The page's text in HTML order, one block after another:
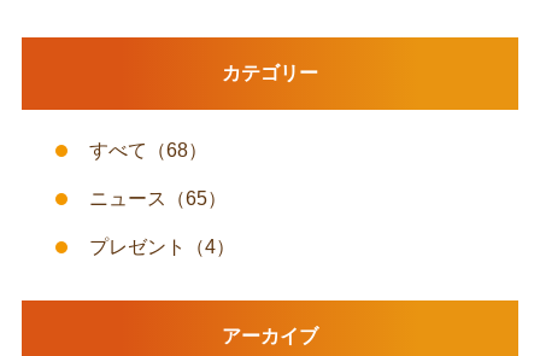
カテゴリー
すべて （68）
ニュース （65）
プレゼント （4）
アーカイブ